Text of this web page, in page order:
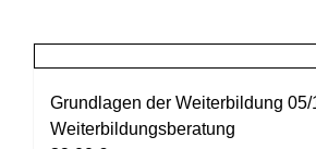
mehrere
Varianten
Die
Optionen
Grundlagen der Weiterbildung 05/
Weiterbildungsberatung